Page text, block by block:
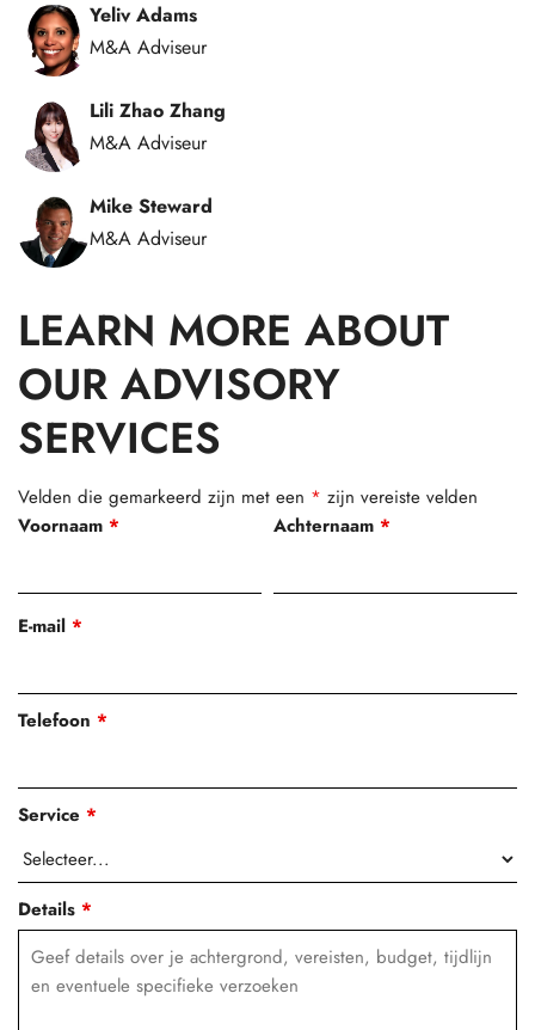
Yeliv Adams
M&A Adviseur
Lili Zhao Zhang
M&A Adviseur
Mike Steward
M&A Adviseur
LEARN MORE ABOUT
OUR ADVISORY
SERVICES
Velden die gemarkeerd zijn met een * zijn vereiste velden
Voornaam * Achternaam *
E-mail *
Telefoon *
Service *
Details *